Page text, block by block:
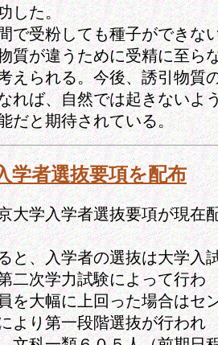
した。
受粉しても種子ができな
質が違うために受精に至ら
えられる。今後、誘引物質
れば、自然では起きないよ
だと期待されている。
学者選抜要項を配布
学入学者選抜要項が現在
、入学者の選抜は大学入
二次学力試験によって行わ
を大幅に上回った場合はセ
より第一段階選抜が行われ